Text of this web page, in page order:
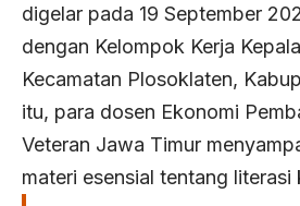
digelar pada 19 September
dengan Kelompok Kerja
Kecamatan Plosoklaten,
itu, para dosen Ekonomi
Veteran Jawa Timur
materi esensial tentang literasi